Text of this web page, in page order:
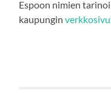
Espoon nimien
kaupungin